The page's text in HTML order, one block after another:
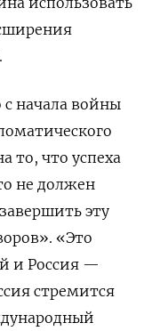
с начала войны
то, что успеха
не должен
эту
«Это
и Россия —
стремится